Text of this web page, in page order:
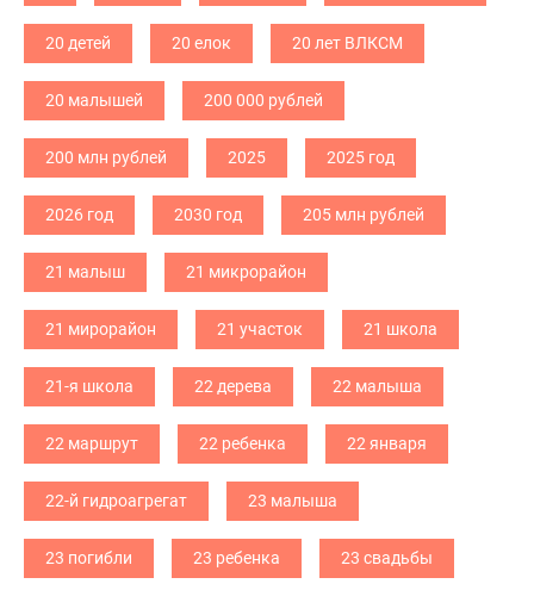
20 детей 20 елок 20 лет ВЛКСМ
20 малышей 200 000 рублей
200 млн рублей 2025 2025 год
2026 год 2030 год 205 млн рублей
21 малыш 21 микрорайон
21 мирорайон 21 участок 21 школа
21-я школа 22 дерева 22 малыша
22 маршрут 22 ребенка 22 января
22-й гидроагрегат 23 малыша
23 погибли 23 ребенка 23 свадьбы